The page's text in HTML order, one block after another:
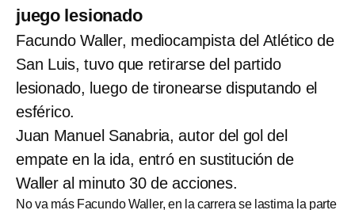
juego lesionado
Facundo Waller, mediocampista del Atlético de
San Luis, tuvo que retirarse del partido
lesionado, luego de tironearse disputando el
esférico.
Juan Manuel Sanabria, autor del gol del
empate en la ida, entró en sustitución de
Waller al minuto 30 de acciones.
No va más Facundo Waller, en la carrera se lastima la parte